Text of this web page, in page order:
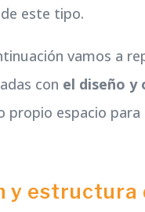
este tipo.
vamos a
con el diseño y
propio espacio
y estructura